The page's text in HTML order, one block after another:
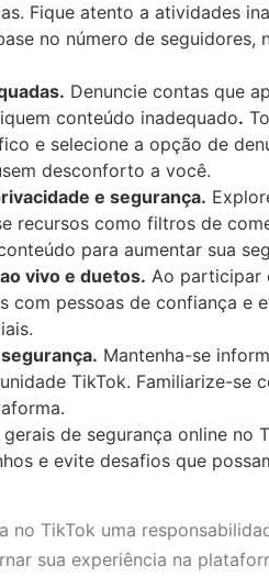
Fique atento a atividades
no número de seguidores,
Denuncie contas que
conteúdo inadequado.
e selecione a opção de
desconforto a você.
e segurança.
recursos como filtros de
para aumentar sua
vivo e duetos. Ao participar
com pessoas de confiança e
Mantenha-se
TikTok. Familiarize-se
de segurança online no
e evite desafios que
no TikTok uma
sua experiência na